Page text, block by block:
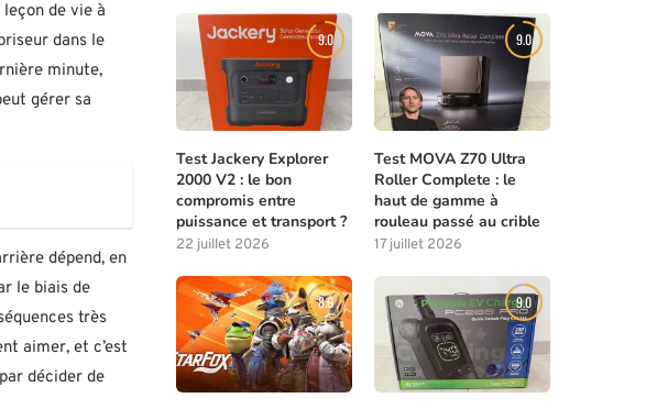
de vie à
dans le
minute,
gérer sa
dépend, en
le biais de
très
aimer, et c’est
décider de
9.0
Test Jackery Explorer
2000 V2 : le bon
compromis entre
puissance et transport ?
22 juillet 2026
9.0
Test MOVA Z70 Ultra
Roller Complete : le
haut de gamme à
rouleau passé au crible
17 juillet 2026
8.0 9.0